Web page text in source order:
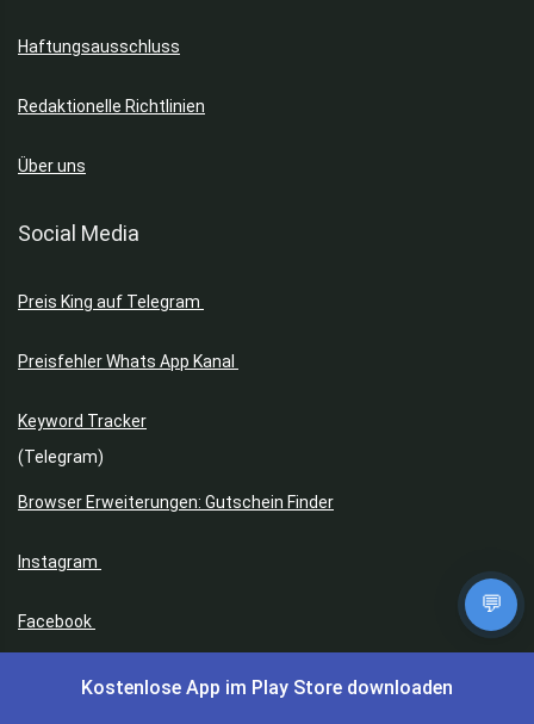
Haftungsausschluss
Redaktionelle Richtlinien
Über uns
Social Media
Preis King auf Telegram
Preisfehler Whats App Kanal
Keyword Tracker
(Telegram)
Browser Erweiterungen: Gutschein Finder
Instagram
Facebook
Facebook Gruppe
💬
Kostenlose App im Play Store downloaden